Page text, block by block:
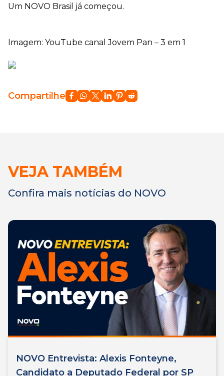
Um NOVO Brasil já começou.
Imagem: YouTube canal Jovem Pan – 3 em 1
Compartilhe
VEJA TAMBÉM
Confira mais notícias do NOVO
NOVO Entrevista: Alexis Fonteyne,
Candidato a Deputado Federal por SP